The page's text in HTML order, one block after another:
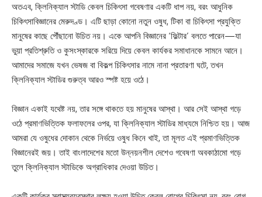
অতএব, ক্লিনিক্যাল স্টাডি কেবল চিকিৎসা গবেষণার একটি ধাপ নয়, বরং আধুনিক
চিকিৎসাবিজ্ঞানের মেরুদণ্ড। এটি ছাড়া কোনো নতুন ওষুধ, টিকা বা চিকিৎসা প্রযুক্তি
মানুষের কাছে পৌঁছানো উচিত নয়। একে আপনি বিজ্ঞানের ‘ফিল্টার’ বলতে পারেন—যা
ভুয়া প্রতিশ্রুতি ও কুসংস্কারকে সরিয়ে দিয়ে কেবল কার্যকর সমাধানকে সামনে আনে।
আমাদের সমাজে যখন ভেষজ বা বিকল্প চিকিৎসার নামে নানা প্রতারণা ঘটে, তখন
ক্লিনিক্যাল স্টাডির গুরুত্ব আরও স্পষ্ট হয়ে ওঠে।
বিজ্ঞান একাই যথেষ্ট নয়, তার সঙ্গে থাকতে হয় মানুষের আস্থা। আর সেই আস্থা গড়ে
ওঠে প্রমাণভিত্তিক ফলাফলের ওপর, যা ক্লিনিক্যাল স্টাডির মাধ্যমে নিশ্চিত হয়। আজ
আমরা যে ওষুধের দোকান থেকে নির্ভয়ে ওষুধ কিনে খাই, তা মূলত এই প্রমাণভিত্তিক
বিজ্ঞানেরই জয়। তাই বাংলাদেশের মতো উন্নয়নশীল দেশেও গবেষণা অবকাঠামো গড়ে
তুলে ক্লিনিক্যাল স্টাডিকে অগ্রাধিকার দেওয়া উচিত।